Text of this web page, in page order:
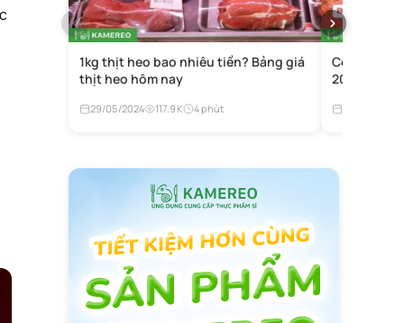
1kg thịt heo bao nhiêu tiền? Bảng giá
thịt heo hôm nay
29/05/2024 117.9K 4 phút
Còn bao
2027? Đếm